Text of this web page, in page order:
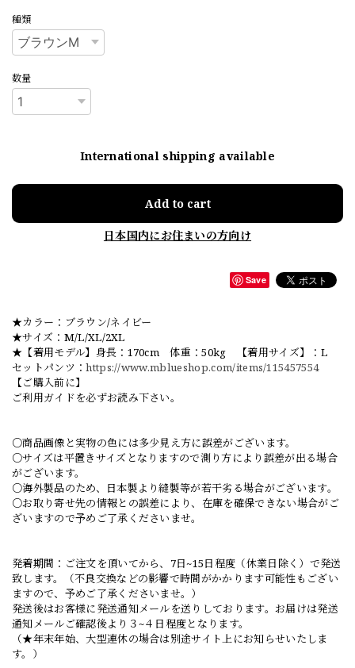
種類
数量
International shipping available
Add to cart
日本国内にお住まいの方向け
Save
★カラー：ブラウン/ネイビー
★サイズ：M/L/XL/2XL
★【着用モデル】身長：170cm 体重：50kg 【着用サイズ】：L
セットパンツ：https://www.mblueshop.com/items/115457554
【ご購入前に】
ご利用ガイドを必ずお読み下さい。
○商品画像と実物の色には多少見え方に誤差がございます。
○サイズは平置きサイズとなりますので測り方により誤差が出る場合
がございます。
○海外製品のため、日本製より縫製等が若干劣る場合がございます。
○お取り寄せ先の情報との誤差により、在庫を確保できない場合がご
ざいますので予めご了承くださいませ。
発着期間：ご注文を頂いてから、7日~15日程度（休業日除く）で発送
致します。（不良交換などの影響で時間がかかります可能性もござい
ますので、予めご了承くださいませ。）
発送後はお客様に発送通知メールを送りしております。お届けは発送
通知メールご確認後より３~４日程度となります。
（★年末年始、大型連休の場合は別途サイト上にお知らせいたしま
す。）